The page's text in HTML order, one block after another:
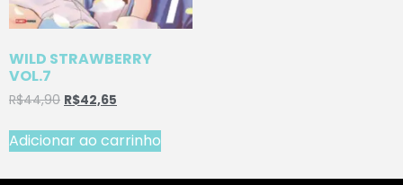
WILD STRAWBERRY
VOL.7
R$44,90 R$42,65
Adicionar ao carrinho